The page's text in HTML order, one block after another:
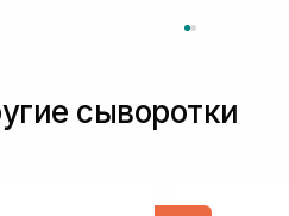
сыворотки